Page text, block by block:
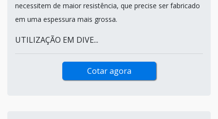
necessitem de maior resistência, que precise ser fabricado
em uma espessura mais grossa.
UTILIZAÇÃO EM DIVE...
Cotar agora